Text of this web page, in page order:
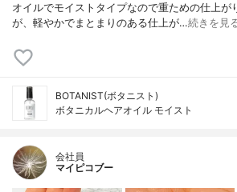
オイルでモイストタイプなので重ための仕上が
が、軽やかでまとまりのある仕上が…続きを見
BOTANIST(ボタニスト)
ボタニカルヘアオイル モイスト
会社員
マイピコブー